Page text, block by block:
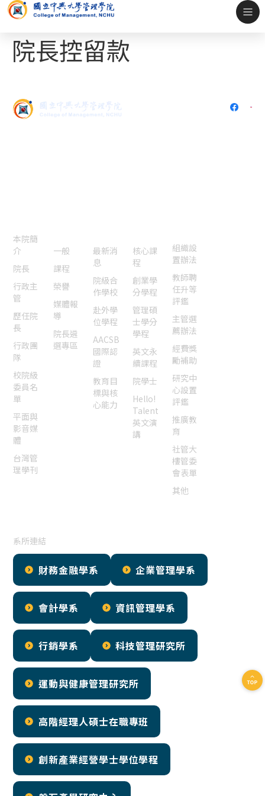
院長控留款
本院簡
介
院長
行政主
管
歷任院
長
行政團
隊
校院級
委員名
單
平面與
影音媒
體
台灣管
理學刊
一般
課程
榮譽
媒體報
導
院長遴
選專區
最新消
息
院級合
作學校
赴外學
位學程
AACSB
國際認
證
教育目
標與核
心能力
核心課
程
創業學
分學程
管理碩
士學分
學程
英文永
續課程
院學士
Hello!
Talent
英文演
講
組織設
置辦法
教師聘
任升等
評鑑
主管選
薦辦法
經費獎
勵補助
研究中
心設置
評鑑
推廣教
育
社管大
樓管委
會表單
其他
系所連結
財務金融學系 企業管理學系
會計學系 資訊管理學系
行銷學系 科技管理研究所
運動與健康管理研究所
高階經理人碩士在職專班
創新產業經營學士學位學程